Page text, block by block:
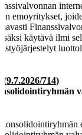
emoyritykset,
käytävä ilmi
(9.7.2026/714)
konsolidointiryhmän